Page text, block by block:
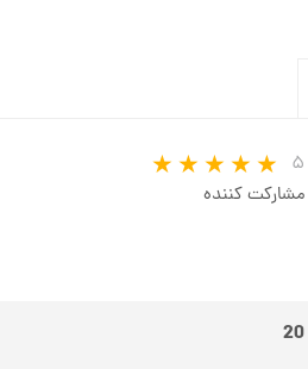
20